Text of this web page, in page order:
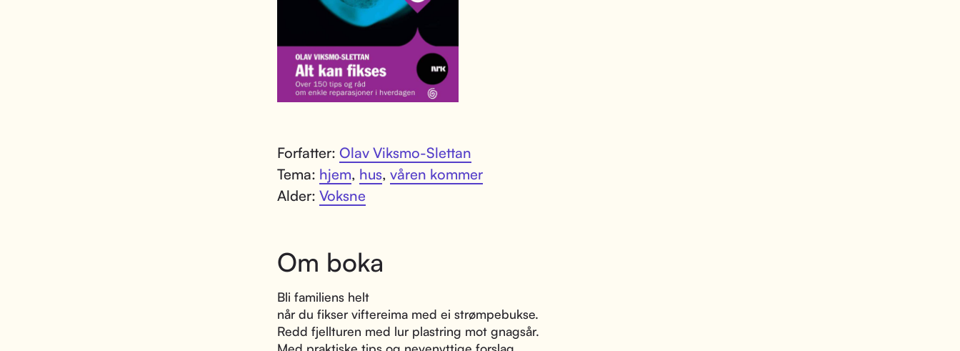
Forfatter: Olav Viksmo-Slettan
Tema: hjem, hus, våren kommer
Alder: Voksne
Om boka
Bli familiens helt
når du fikser viftereima med ei strømpebukse.
Redd fjellturen med lur plastring mot gnagsår.